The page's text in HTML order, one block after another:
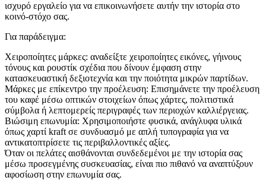
ισχυρό εργαλείο για να επικοινωνήσετε αυτήν την ιστορία στο
κοινό-στόχο σας.
Για παράδειγμα:
Χειροποίητες μάρκες: αναδείξτε χειροποίητες εικόνες, γήινους
τόνους και ρουστίκ σχέδια που δίνουν έμφαση στην
κατασκευαστική δεξιοτεχνία και την ποιότητα μικρών παρτίδων.
Μάρκες με επίκεντρο την προέλευση: Επισημάνετε την προέλευση
του καφέ μέσω οπτικών στοιχείων όπως χάρτες, πολιτιστικά
σύμβολα ή λεπτομερείς περιγραφές των περιοχών καλλιέργειας.
Βιώσιμη επωνυμία: Χρησιμοποιήστε φυσικά, ανάγλυφα υλικά
όπως χαρτί kraft σε συνδυασμό με απλή τυπογραφία για να
αντικατοπτρίσετε τις περιβαλλοντικές αξίες.
Όταν οι πελάτες αισθάνονται συνδεδεμένοι με την ιστορία σας
μέσω προσεγμένης συσκευασίας, είναι πιο πιθανό να αναπτύξουν
αφοσίωση στην επωνυμία σας.